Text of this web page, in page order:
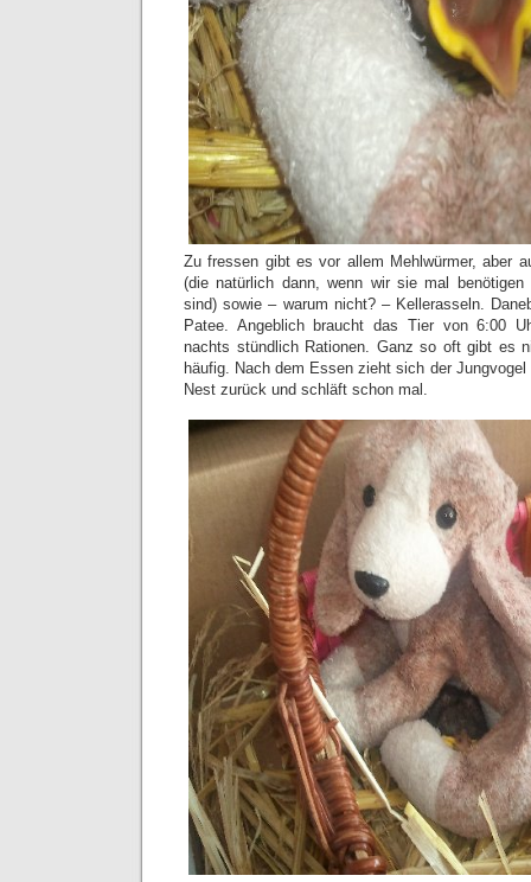
Zu fressen gibt es vor allem Mehlwürmer, aber
(die natürlich dann, wenn wir sie mal benötigen
sind) sowie – warum nicht? – Kellerasseln.
Patee. Angeblich braucht das Tier von 6:00
nachts stündlich Rationen. Ganz so oft gibt es
häufig. Nach dem Essen zieht sich der
Nest zurück und schläft schon mal.